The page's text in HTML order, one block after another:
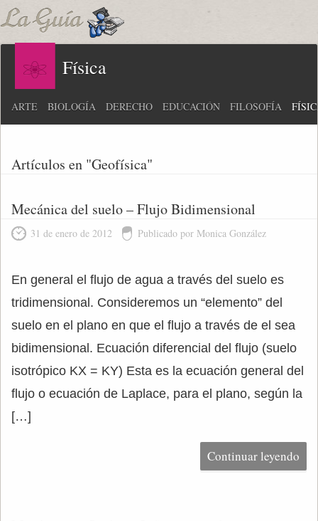
Física
ARTE BIOLOGÍA DERECHO EDUCACIÓN FILOSOFÍA
Artículos en "Geofísica"
Mecánica del suelo – Flujo Bidimensional
31 de enero de 2012 Publicado por Monica González
En general el flujo de agua a través del suelo es
tridimensional. Consideremos un “elemento” del
suelo en el plano en que el flujo a través de el sea
bidimensional. Ecuación diferencial del flujo (suelo
isotrópico KX = KY) Esta es la ecuación general del
flujo o ecuación de Laplace, para el plano, según la
[…]
Continuar leyendo